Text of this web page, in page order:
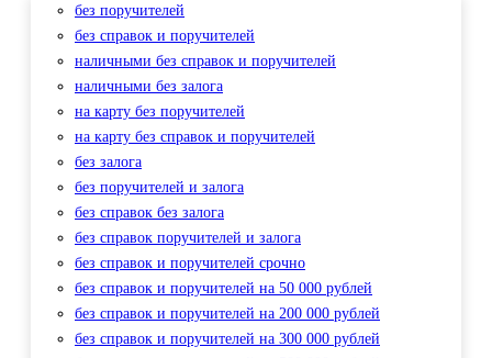
без поручителей
без справок и поручителей
наличными без справок и поручителей
наличными без залога
на карту без поручителей
на карту без справок и поручителей
без залога
без поручителей и залога
без справок без залога
без справок поручителей и залога
без справок и поручителей срочно
без справок и поручителей на 50 000 рублей
без справок и поручителей на 200 000 рублей
без справок и поручителей на 300 000 рублей